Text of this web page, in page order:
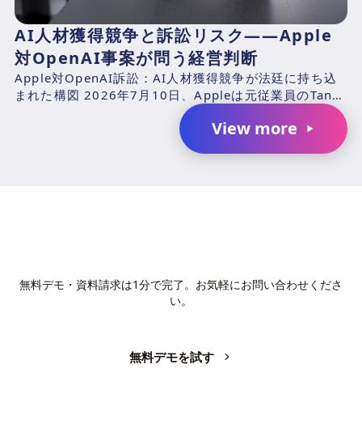
AI人材獲得競争と訴訟リスク――Apple
対OpenAI事案が問う経営判断
Apple対OpenAI訴訟：AI人材獲得競争が法廷に持ち込
まれた構図 2026年7月10日、Appleは元従業員のTang
View more
無料デモ・資料請求は1分で完了。お気軽にお問い合わせくださ
い。
無料デモを試す